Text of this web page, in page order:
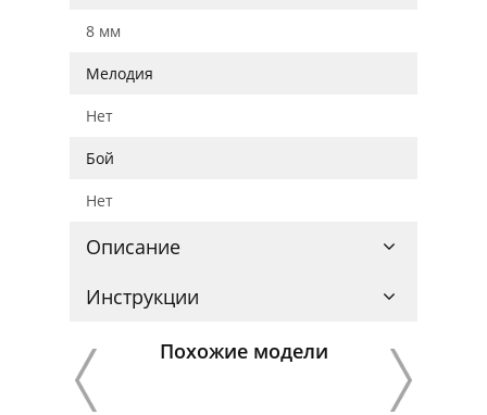
8 мм
Мелодия
Нет
Бой
Нет
Описание
Инструкции
Похожие модели